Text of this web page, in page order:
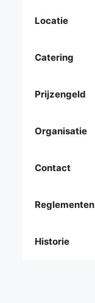
Locatie
Catering
Prijzengeld
Organisatie
Contact
Reglementen
Historie